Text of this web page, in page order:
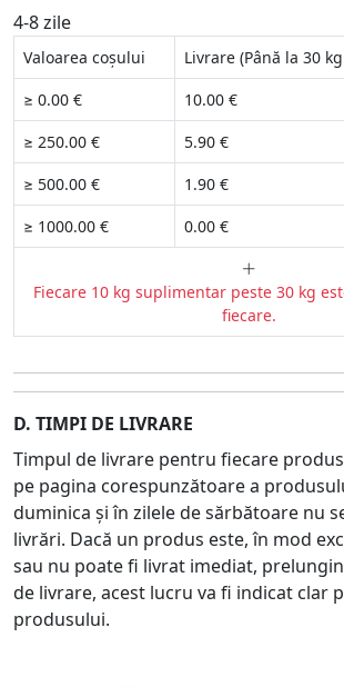
4-8 zile
Valoarea coșului
Livrare (Până la 30
≥ 0.00 €
10.00 €
≥ 250.00 €
5.90 €
≥ 500.00 €
1.90 €
≥ 1000.00 €
0.00 €
Fiecare 10 kg suplimentar peste 30 kg
fiecare.
D. TIMPI DE LIVRARE
Timpul de livrare pentru fiecare
pe pagina corespunzătoare a
duminica și în zilele de sărbătoare nu
livrări. Dacă un produs este, în mod
sau nu poate fi livrat imediat,
de livrare, acest lucru va fi indicat clar
produsului.